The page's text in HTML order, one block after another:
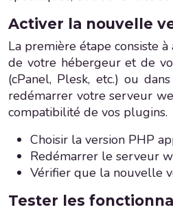
Activer la nouvelle
La première étape consiste
de votre hébergeur et de
(cPanel, Plesk, etc.) ou
redémarrer votre serveur
compatibilité de vos plugins.
Choisir la version PHP
Redémarrer le serveur
Vérifier que la nouvelle
Tester les